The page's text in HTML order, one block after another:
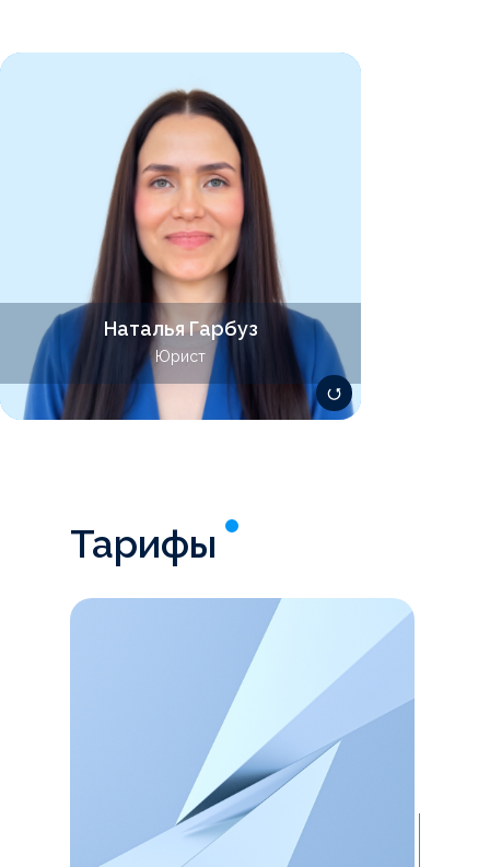
garbuz@lawsolver.ru
договорного права по различным
направлениям коммерческой
деятельности, обеспечивает правовую
поддержку по урегулированию
договорных споров. Имеет опыт по
разрешению земельных споров.
Юрист
Наталья Гарбуз
Тарифы